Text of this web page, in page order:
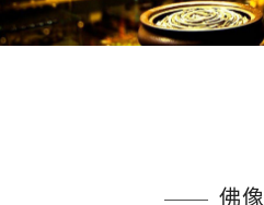
佛像